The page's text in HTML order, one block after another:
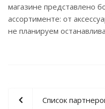
магазине представлено
ассортименте: от
не планируем
Список